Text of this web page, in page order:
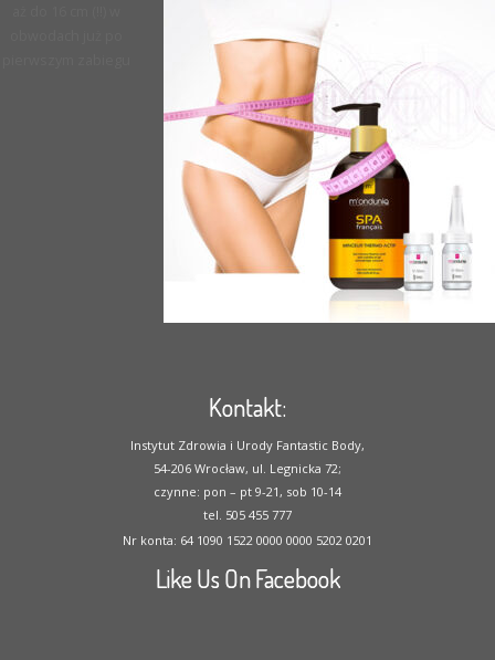
Kontakt:
Instytut Zdrowia i Urody Fantastic Body,
54-206 Wrocław, ul. Legnicka 72;
czynne: pon – pt 9-21, sob 10-14
tel. 505 455 777
Nr konta: 64 1090 1522 0000 0000 5202 0201
Like Us On Facebook